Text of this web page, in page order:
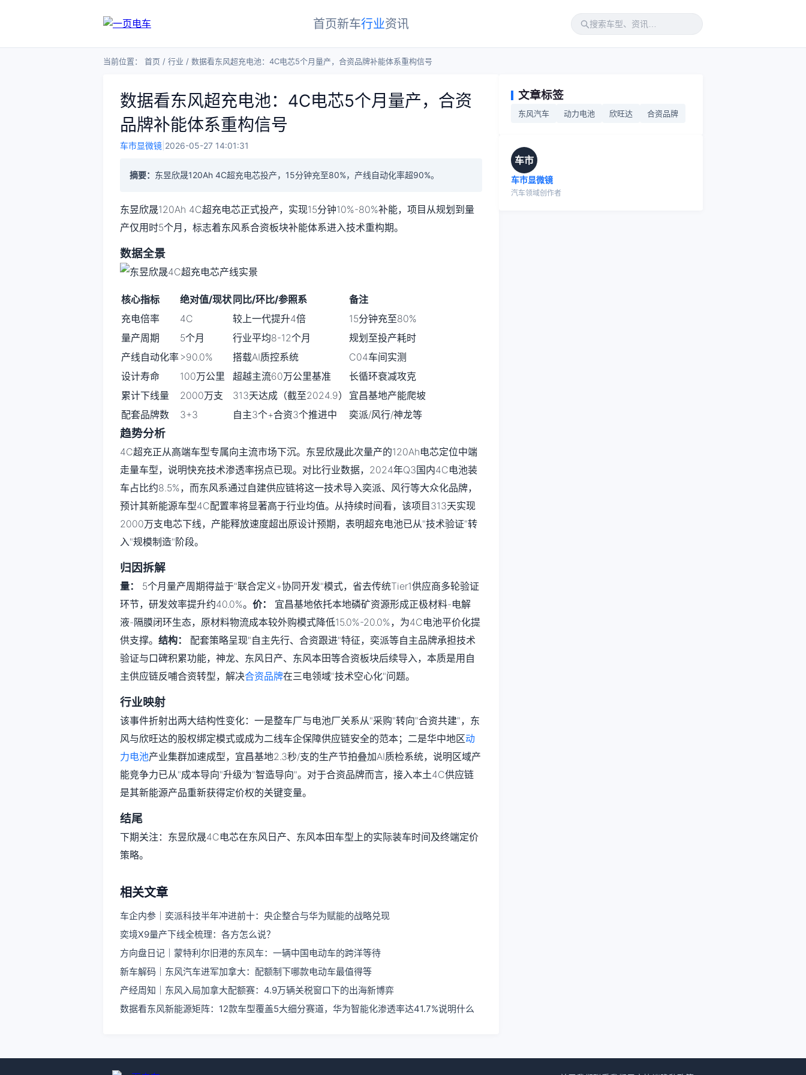
首页新车行业资讯
当前位置： 首页 / 行业 / 数据看东风超充电池：4C电芯5个月量产，合资品牌补能体系重构信号
数据看东风超充电池：4C电芯5个月量产，合资
品牌补能体系重构信号
车市显微镜 2026-05-27 14:01:31
摘要： 东昱欣晟120Ah 4C超充电芯投产，15分钟充至80%，产线自动化率超90%。
东昱欣晟120Ah 4C超充电芯正式投产，实现15分钟10%-80%补能，项目从规划到量
产仅用时5个月，标志着东风系合资板块补能体系进入技术重构期。
数据全景
核心指标 绝对值/现状 同比/环比/参照系
备注
充电倍率
4C 较上一代提升4倍
15分钟充至80%
量产周期
5个月 行业平均8-12个月
规划至投产耗时
产线自动化率>90.0% 搭载AI质控系统
C04车间实测
设计寿命
100万公里 超越主流60万公里基准
长循环衰减攻克
累计下线量
2000万支 313天达成（截至2024.9）
宜昌基地产能爬坡
配套品牌数
3+3 自主3个+合资3个推进中 奕派/风行/神龙等
趋势分析
4C超充正从高端车型专属向主流市场下沉。东昱欣晟此次量产的120Ah电芯定位中端
走量车型，说明快充技术渗透率拐点已现。对比行业数据，2024年Q3国内4C电池装
车占比约8.5%，而东风系通过自建供应链将这一技术导入奕派、风行等大众化品牌，
预计其新能源车型4C配置率将显著高于行业均值。从持续时间看，该项目313天实现
2000万支电芯下线，产能释放速度超出原设计预期，表明超充电池已从"技术验证"转
入"规模制造"阶段。
归因拆解
量：
5个月量产周期得益于"联合定义+协同开发"模式，省去传统Tier1供应商多轮验证
环节，研发效率提升约40.0%。 价：
宜昌基地依托本地磷矿资源形成正极材料-电解
液-隔膜闭环生态，原材料物流成本较外购模式降低15.0%-20.0%，为4C电池平价化提
供支撑。 结构：
配套策略呈现"自主先行、合资跟进"特征，奕派等自主品牌承担技术
验证与口碑积累功能，神龙、东风日产、东风本田等合资板块后续导入，本质是用自
主供应链反哺合资转型，解决合资品牌在三电领域"技术空心化"问题。
行业映射
该事件折射出两大结构性变化：一是整车厂与电池厂关系从"采购"转向"合资共建"，东
风与欣旺达的股权绑定模式或成为二线车企保障供应链安全的范本；二是华中地区动
力电池产业集群加速成型，宜昌基地2.3秒/支的生产节拍叠加AI质检系统，说明区域产
能竞争力已从"成本导向"升级为"智造导向"。对于合资品牌而言，接入本土4C供应链
是其新能源产品重新获得定价权的关键变量。
结尾
下期关注：东昱欣晟4C电芯在东风日产、东风本田车型上的实际装车时间及终端定价
策略。
相关文章
车企内参｜奕派科技半年冲进前十：央企整合与华为赋能的战略兑现
奕境X9量产下线全梳理：各方怎么说？
方向盘日记｜蒙特利尔旧港的东风车：一辆中国电动车的跨洋等待
新车解码｜东风汽车进军加拿大：配额制下哪款电动车最值得等
产经周知｜东风入局加拿大配额赛：4.9万辆关税窗口下的出海新博弈
数据看东风新能源矩阵：12款车型覆盖5大细分赛道，华为智能化渗透率达41.7%说明什么
文章标签
东风汽车 动力电池 欣旺达 合资品牌
车市
车市显微镜
汽车领域创作者